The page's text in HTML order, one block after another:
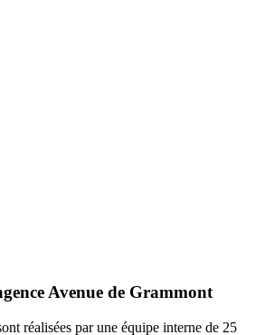
Avenue de Grammont
réalisées par une équipe interne de 25